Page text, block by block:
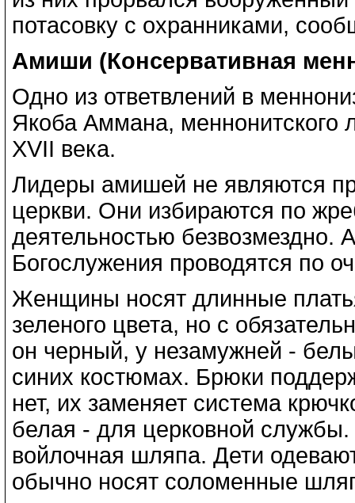
потасовку с охранниками,
Амиши (Консервативная
Одно из ответвлений в
Якоба Аммана, меннонитского
XVII века.
Лидеры амишей не являются
церкви. Они избираются по
деятельностью
Богослужения проводятся по
Женщины носят длинные
зеленого цвета, но с
он черный, у незамужней -
синих костюмах. Брюки
нет, их заменяет система
белая - для церковной
войлочная шляпа. Дети
обычно носят соломенные